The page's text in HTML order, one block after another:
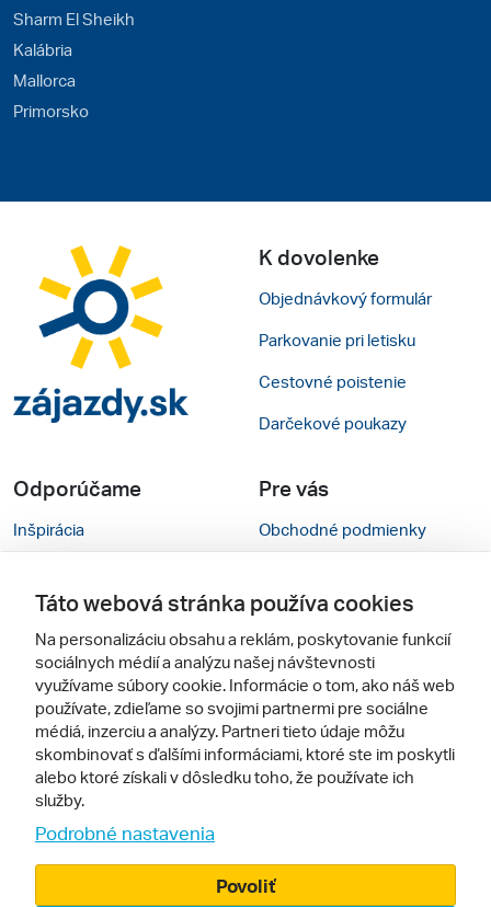
Sharm El Sheikh
Kalábria
Mallorca
Primorsko
K dovolenke
Objednávkový formulár
Parkovanie pri letisku
Cestovné poistenie
Darčekové poukazy
Odporúčame
Inšpirácia
Cestovné kancelárie
Zájezdy.cz
Pre vás
Obchodné podmienky
Nastavenie cookies
Mobilná verzia webu
Sledujte nás
© 2005 - 2026, Zájazdy.sk,
Táto webová stránka používa cookies
Na personalizáciu obsahu a reklám, poskytovanie funkcií
sociálnych médií a analýzu našej návštevnosti
využívame súbory cookie. Informácie o tom, ako náš web
používate, zdieľame so svojimi partnermi pre sociálne
médiá, inzerciu a analýzy. Partneri tieto údaje môžu
skombinovať s ďalšími informáciami, ktoré ste im poskytli
alebo ktoré získali v dôsledku toho, že používate ich
služby.
Podrobné nastavenia
Povoliť